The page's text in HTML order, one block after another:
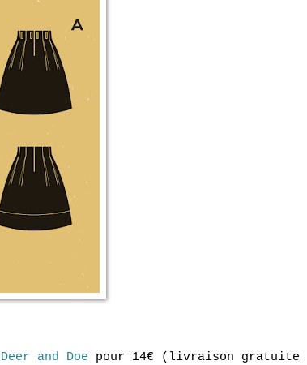
and Doe pour 14€ (livraison gratuite